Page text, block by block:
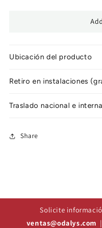
Ubicación del producto
Retiro en instalaciones
Traslado nacional e
Share
Solicite
ventas@odalys.com